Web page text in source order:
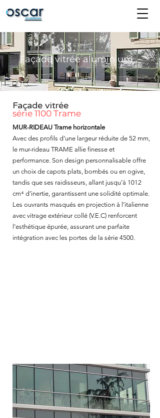
Façade vitrée aluminium
Façade vitrée
série 1100 Trame
MUR-RIDEAU Trame horizontale
Avec des profils d’une largeur réduite de 52 mm,
le mur-rideau TRAME allie finesse et
performance. Son design personnalisable offre
un choix de capots plats, bombés ou en ogive,
tandis que ses raidisseurs, allant jusqu’à 1012
cm⁴ d’inertie, garantissent une solidité optimale.
Les ouvrants masqués en projection à l’italienne
avec vitrage extérieur collé (V.E.C) renforcent
l’esthétique épurée, assurant une parfaite
intégration avec les portes de la série 4500.